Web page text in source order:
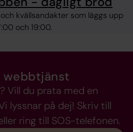
kvällsandakter som läggs upp
och 19:00.
webbtjänst
Vill du prata med en
lyssnar på dej! Skriv till
ring till SOS-telefonen.